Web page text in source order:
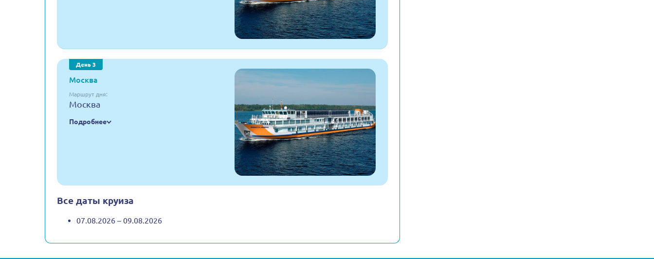
День 3
Москва
Маршрут дня:
Москва
Подробнее
Все даты круиза
07.08.2026 – 09.08.2026